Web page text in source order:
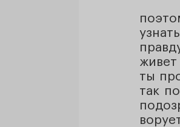
живет
ты
так